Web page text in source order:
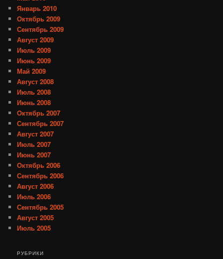
Январь 2010
Октябрь 2009
Сентябрь 2009
Август 2009
Июль 2009
Июнь 2009
Май 2009
Август 2008
Июль 2008
Июнь 2008
Октябрь 2007
Сентябрь 2007
Август 2007
Июль 2007
Июнь 2007
Октябрь 2006
Сентябрь 2006
Август 2006
Июль 2006
Сентябрь 2005
Август 2005
Июль 2005
РУБРИКИ